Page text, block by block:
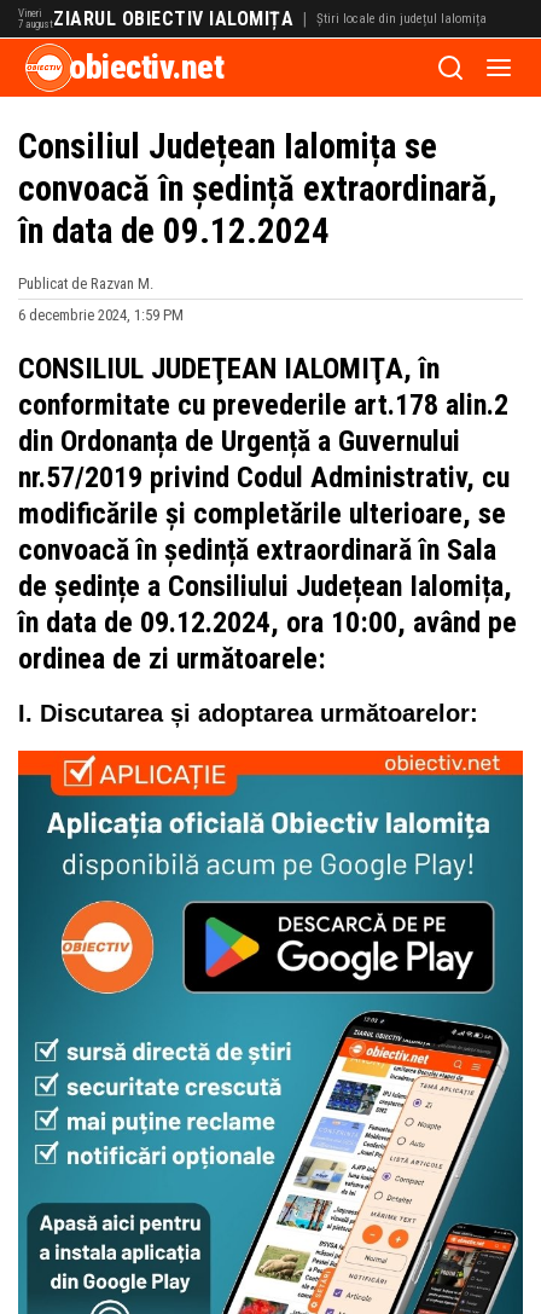
Vineri
7 augustZIARUL OBIECTIV IALOMIȚA | Știri locale din județul Ialomița
obiectiv.net
Consiliul Județean Ialomița se
convoacă în ședință extraordinară,
în data de 09.12.2024
Publicat de Razvan M.
6 decembrie 2024, 1:59 PM
CONSILIUL JUDEŢEAN IALOMIŢA, în
conformitate cu prevederile art.178 alin.2
din Ordonanța de Urgență a Guvernului
nr.57/2019 privind Codul Administrativ, cu
modificările și completările ulterioare, se
convoacă în ședință extraordinară în Sala
de ședințe a Consiliului Județean Ialomița,
în data de 09.12.2024, ora 10:00, având pe
ordinea de zi următoarele:
I. Discutarea și adoptarea următoarelor: